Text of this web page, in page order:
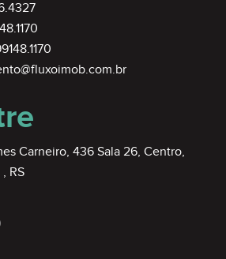
Carneiro, 436 Sala 26, Centro,
RS